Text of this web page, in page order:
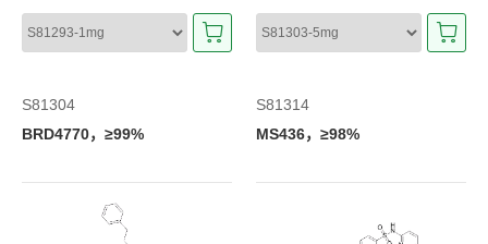
S81304
BRD4770，≥99%
S81314
MS436，≥98%